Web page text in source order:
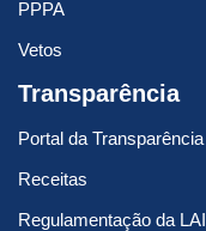
PPPA
Vetos
Transparência
Portal da Transparência
Receitas
Regulamentação da LAI